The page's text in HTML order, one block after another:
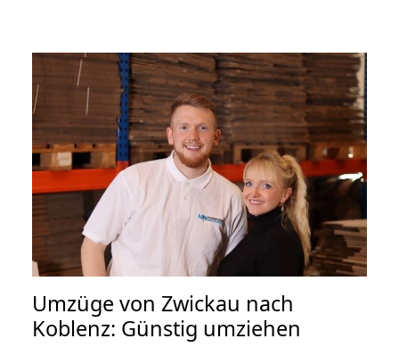
Umzüge von Zwickau nach
Koblenz: Günstig umziehen